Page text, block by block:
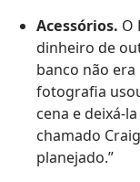
Acessórios. O
dinheiro de
banco não
fotografia
cena e deixá-
chamado
planejado.”